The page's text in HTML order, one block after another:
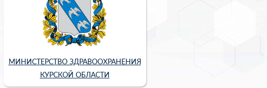
МИНИСТЕРСТВО ЗДРАВООХРАНЕНИЯ
КУРСКОЙ ОБЛАСТИ